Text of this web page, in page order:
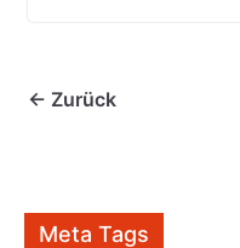
← Zurück
Meta Tags